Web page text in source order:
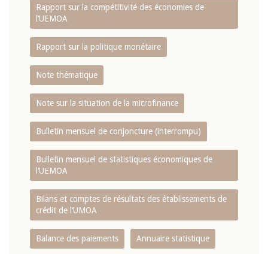
Rapport sur la compétitivité des économies de
l‘UEMOA
Rapport sur la politique monétaire
Note thématique
Note sur la situation de la microfinance
Bulletin mensuel de conjoncture (interrompu)
Bulletin mensuel de statistiques économiques de
l‘UEMOA
Bilans et comptes de résultats des établissements de
crédit de l‘UMOA
Balance des paiements Annuaire statistique